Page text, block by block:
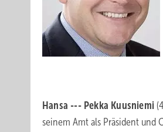
Hansa --- Pekka Kuusniemi
seinem Amt als Präsident und